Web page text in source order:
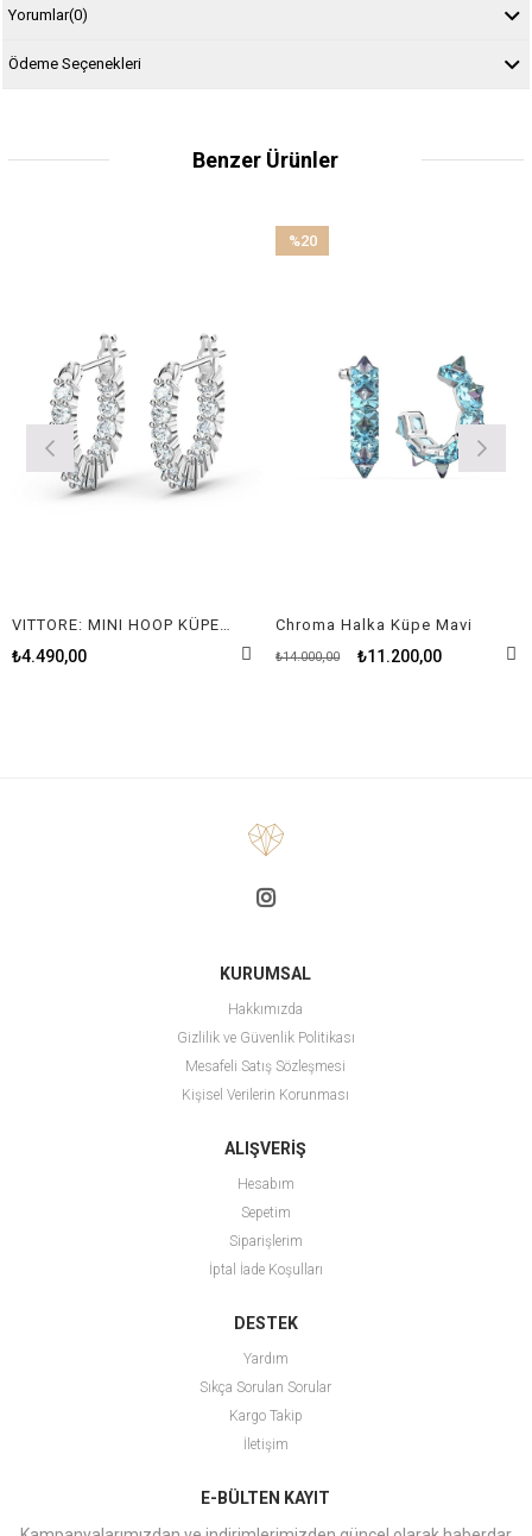
Yorumlar(0)
Ödeme Seçenekleri
Benzer Ürünler
VITTORE: MINI HOOP KÜPE, BEYAZ, RODYUM KAPLAMA
₺4.490,00
Chroma Halka Küpe Mavi
₺11.200,00
₺14.000,00
%20
KURUMSAL
Hakkımızda
Gizlilik ve Güvenlik Politikası
Mesafeli Satış Sözleşmesi
Kişisel Verilerin Korunması
ALIŞVERİŞ
Hesabım
Sepetim
Siparişlerim
İptal İade Koşulları
DESTEK
Yardım
Sıkça Sorulan Sorular
Kargo Takip
İletişim
E-BÜLTEN KAYIT